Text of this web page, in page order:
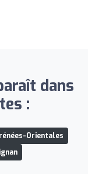
dans
:
Orientales